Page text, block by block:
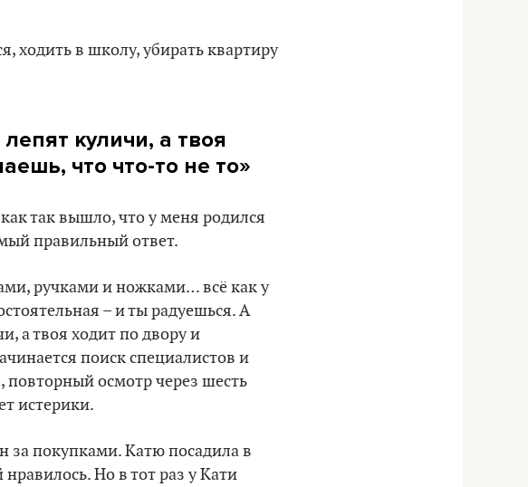
ходить в школу, убирать квартиру
куличи, а твоя
что что-то не то»
так вышло, что у меня родился
правильный ответ.
ручками и ножками… всё как у
– и ты радуешься. А
а твоя ходит по двору и
поиск специалистов и
осмотр через шесть
истерики.
за покупками. Катю посадила в
Но в тот раз у Кати